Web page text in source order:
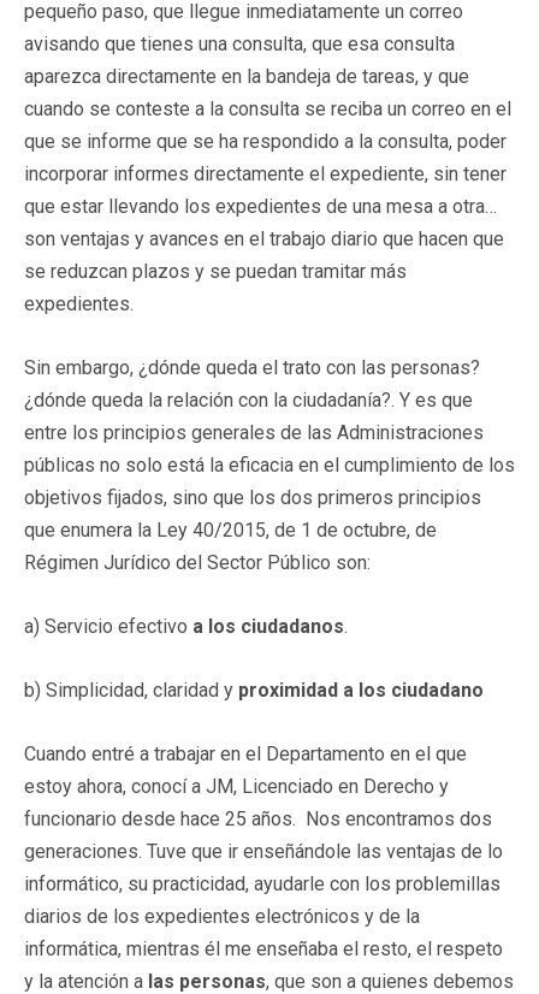
pequeño paso, que llegue inmediatamente un correo
avisando que tienes una consulta, que esa consulta
aparezca directamente en la bandeja de tareas, y que
cuando se conteste a la consulta se reciba un correo en el
que se informe que se ha respondido a la consulta, poder
incorporar informes directamente el expediente, sin tener
que estar llevando los expedientes de una mesa a otra…
son ventajas y avances en el trabajo diario que hacen que
se reduzcan plazos y se puedan tramitar más
expedientes.
Sin embargo, ¿dónde queda el trato con las personas?
¿dónde queda la relación con la ciudadanía?. Y es que
entre los principios generales de las Administraciones
públicas no solo está la eficacia en el cumplimiento de los
objetivos fijados, sino que los dos primeros principios
que enumera la Ley 40/2015, de 1 de octubre, de
Régimen Jurídico del Sector Público son:
a) Servicio efectivo a los ciudadanos.
b) Simplicidad, claridad y proximidad a los ciudadano
Cuando entré a trabajar en el Departamento en el que
estoy ahora, conocí a JM, Licenciado en Derecho y
funcionario desde hace 25 años. Nos encontramos dos
generaciones. Tuve que ir enseñándole las ventajas de lo
informático, su practicidad, ayudarle con los problemillas
diarios de los expedientes electrónicos y de la
informática, mientras él me enseñaba el resto, el respeto
y la atención a las personas, que son a quienes debemos